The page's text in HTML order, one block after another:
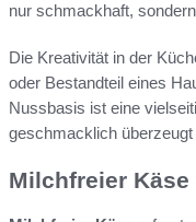
nur schmackhaft,
Die Kreativität in der
oder Bestandteil eines
Nussbasis ist eine
geschmacklich
Milchfreier